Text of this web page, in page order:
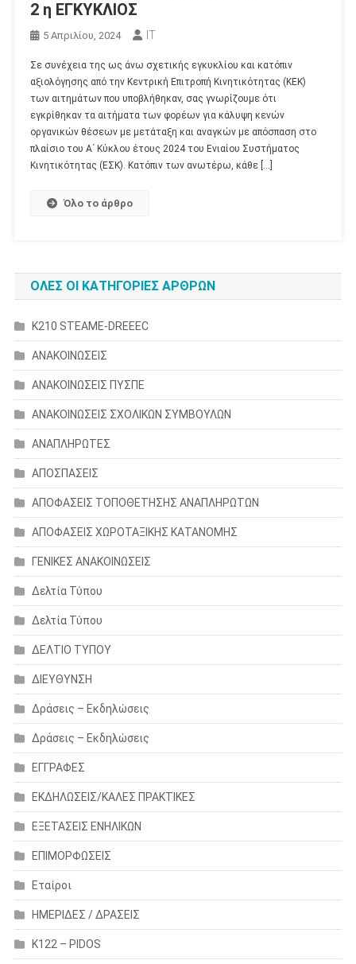
2 η ΕΓΚΥΚΛΙΟΣ
5 Απριλίου, 2024 IT
Σε συνέχεια της ως άνω σχετικής εγκυκλίου και κατόπιν
αξιολόγησης από την Κεντρική Επιτροπή Κινητικότητας (ΚΕΚ)
των αιτημάτων που υποβλήθηκαν, σας γνωρίζουμε ότι
εγκρίθηκαν τα αιτήματα των φορέων για κάλυψη κενών
οργανικών θέσεων με μετάταξη και αναγκών με απόσπαση στο
πλαίσιο του Α΄ Κύκλου έτους 2024 του Ενιαίου Συστήματος
Κινητικότητας (ΕΣΚ). Κατόπιν των ανωτέρω, κάθε […]
Όλο το άρθρο
ΟΛΕΣ ΟΙ ΚΑΤΗΓΟΡΙΕΣ ΑΡΘΡΩΝ
K210 STEAME-DREEEC
ΑΝΑΚΟΙΝΩΣΕΙΣ
ΑΝΑΚΟΙΝΩΣΕΙΣ ΠΥΣΠΕ
ΑΝΑΚΟΙΝΩΣΕΙΣ ΣΧΟΛΙΚΩΝ ΣΥΜΒΟΥΛΩΝ
ΑΝΑΠΛΗΡΩΤΕΣ
ΑΠΟΣΠΑΣΕΙΣ
ΑΠΟΦΑΣΕΙΣ ΤΟΠΟΘΕΤΗΣΗΣ ΑΝΑΠΛΗΡΩΤΩΝ
ΑΠΟΦΑΣΕΙΣ ΧΩΡΟΤΑΞΙΚΗΣ ΚΑΤΑΝΟΜΗΣ
ΓΕΝΙΚΕΣ ΑΝΑΚΟΙΝΩΣΕΙΣ
Δελτία Τύπου
Δελτία Τύπου
ΔΕΛΤΙΟ ΤΥΠΟΥ
ΔΙΕΥΘΥΝΣΗ
Δράσεις – Εκδηλώσεις
Δράσεις – Εκδηλώσεις
ΕΓΓΡΑΦΕΣ
ΕΚΔΗΛΩΣΕΙΣ/ΚΑΛΕΣ ΠΡΑΚΤΙΚΕΣ
ΕΞΕΤΑΣΕΙΣ ΕΝΗΛΙΚΩΝ
ΕΠΙΜΟΡΦΩΣΕΙΣ
Εταίροι
ΗΜΕΡΙΔΕΣ / ΔΡΑΣΕΙΣ
Κ122 – PIDOS